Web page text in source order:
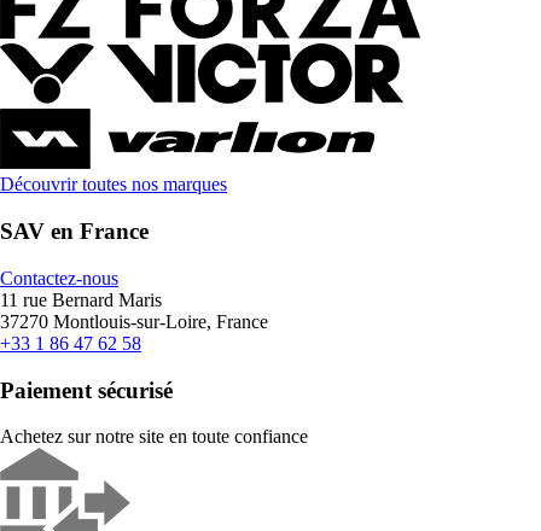
Découvrir toutes nos marques
SAV en France
Contactez-nous
11 rue Bernard Maris
37270 Montlouis-sur-Loire, France
+33 1 86 47 62 58
Paiement sécurisé
Achetez sur notre site en toute confiance